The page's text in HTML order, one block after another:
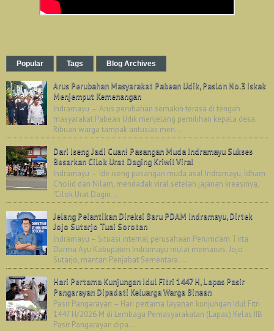
Popular Tags Blog Archives
Arus Perubahan Masyarakat Pabean Udik, Paslon No.3 Iskak
Menjemput Kemenangan
Indramayu — Arus perubahan semakin terasa di tengah
masyarakat Pabean Udik menjelang pemilihan kepala desa.
Ribuan warga tampak antusias men...
Dari Iseng Jadi Cuan! Pasangan Muda Indramayu Sukses
Besarkan Cilok Urat Daging Kriwil Viral
Indramayu — Ide iseng pasangan muda asal Indramayu, Idham
Cholid dan Nilam, mendadak viral setelah jajanan kreasinya,
"Cilok Urat Dagin...
Jelang Pelantikan Direksi Baru PDAM Indramayu, Dirtek
Jojo Sutarjo Tuai Sorotan
Indramayu – Situasi internal perusahaan Perumdam Tirta
Darma Ayu Kabupaten Indramayu mulai memanas. Jojo
Sutarjo, mantan Penjabat Sementara ...
Hari Pertama Kunjungan Idul Fitri 1447 H, Lapas Pasir
Pangarayan Dipadati Keluarga Warga Binaan
Pasir Pangarayan – Hari pertama layanan kunjungan Idul Fitri
1447 H/2026 M di Lembaga Pemasyarakatan (Lapas) Kelas IIB
Pasir Pangarayan dipa...